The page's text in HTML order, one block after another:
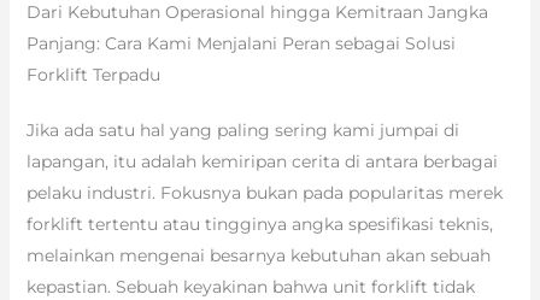
Dari Kebutuhan Operasional hingga Kemitraan Jangka
Panjang: Cara Kami Menjalani Peran sebagai Solusi
Forklift Terpadu
Jika ada satu hal yang paling sering kami jumpai di
lapangan, itu adalah kemiripan cerita di antara berbagai
pelaku industri. Fokusnya bukan pada popularitas merek
forklift tertentu atau tingginya angka spesifikasi teknis,
melainkan mengenai besarnya kebutuhan akan sebuah
kepastian. Sebuah keyakinan bahwa unit forklift tidak